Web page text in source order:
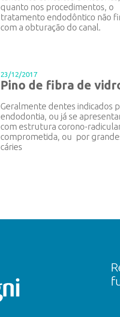
quanto nos procedimentos, o
tratamento endodôntico não
com a obturação do canal.
23/12/2017
Pino de fibra de
Geralmente dentes indicados
endodontia, ou já se
com estrutura corono-
comprometida, ou por
cáries